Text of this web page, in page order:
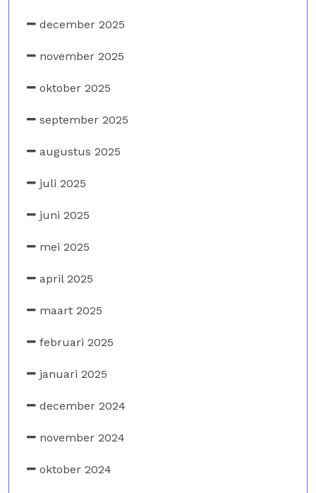
december 2025
november 2025
oktober 2025
september 2025
augustus 2025
juli 2025
juni 2025
mei 2025
april 2025
maart 2025
februari 2025
januari 2025
december 2024
november 2024
oktober 2024